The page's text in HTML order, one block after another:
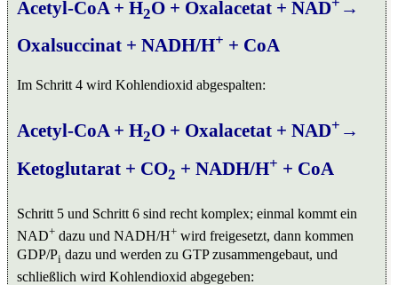
Acetyl-CoA + H2O + Oxalacetat + NAD
→
Oxalsuccinat + NADH/H+ + CoA
Im Schritt 4 wird Kohlendioxid abgespalten:
Acetyl-CoA + H2O + Oxalacetat + NAD+ →
Ketoglutarat + CO2 + NADH/H+ + CoA
Schritt 5 und Schritt 6 sind recht komplex; einmal kommt ein
NAD+ dazu und NADH/H+ wird freigesetzt, dann kommen
GDP/Pi dazu und werden zu GTP zusammengebaut, und
schließlich wird Kohlendioxid abgegeben: